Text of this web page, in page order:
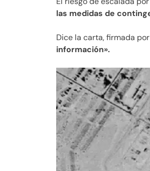
las medidas de
Dice la carta, firmada
información».